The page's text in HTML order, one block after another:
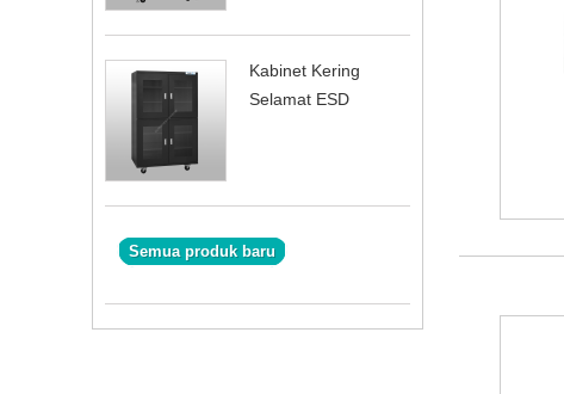
Kabinet Kering
Selamat ESD
Semua produk baru